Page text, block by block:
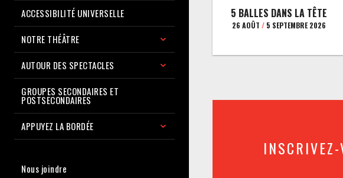
ACCESSIBILITÉ UNIVERSELLE
NOTRE THÉÂTRE
AUTOUR DES SPECTACLES
GROUPES SECONDAIRES ET
POSTSECONDAIRES
APPUYEZ LA BORDÉE
Nous joindre
5 BALLES DANS LA TÊTE
26 AOÛT /5 SEPTEMBRE 2026